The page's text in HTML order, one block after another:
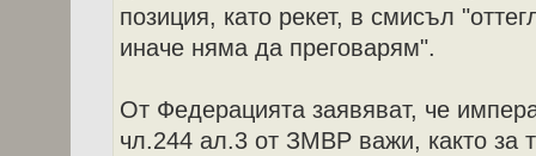
позиция, като рекет, в смисъл
иначе няма да преговарям".
От Федерацията заявяват, че
чл.244 ал.3 от ЗМВР важи, както за